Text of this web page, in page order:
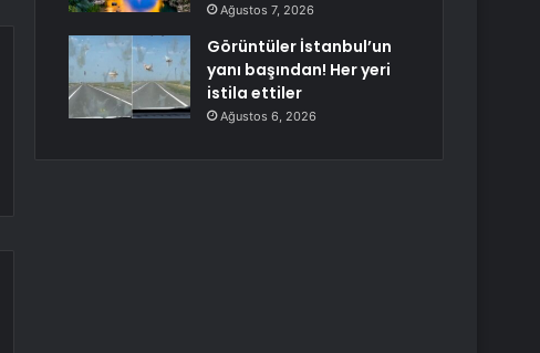
Ağustos 7, 2026
Görüntüler İstanbul’un
yanı başından! Her yeri
istila ettiler
Ağustos 6, 2026